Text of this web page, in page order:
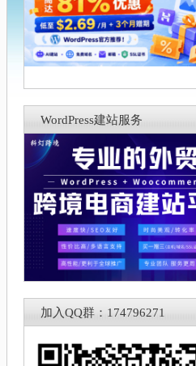
WordPress建站服务
加入QQ群：174796271